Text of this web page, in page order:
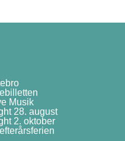
Musik
28. august
2. oktober